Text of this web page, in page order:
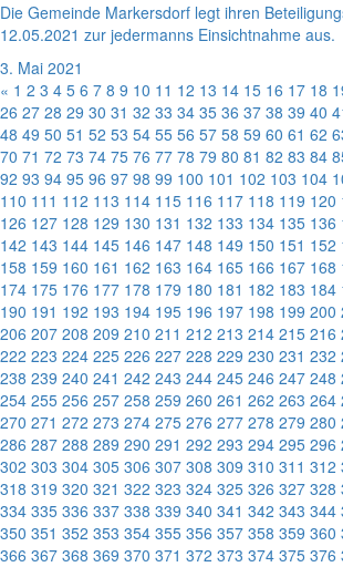
Die Gemeinde Markersdorf legt ihren
12.05.2021 zur jedermanns Einsichtnahme aus.
3. Mai 2021
« 1 2 3 4 5 6 7 8 9 10 11 12 13 14 15 16 17 18
26 27 28 29 30 31 32 33 34 35 36 37 38 39 40
48 49 50 51 52 53 54 55 56 57 58 59 60 61 62
70 71 72 73 74 75 76 77 78 79 80 81 82 83 84
92 93 94 95 96 97 98 99 100 101 102 103 104
110 111 112 113 114 115 116 117 118 119 120
126 127 128 129 130 131 132 133 134 135 136
142 143 144 145 146 147 148 149 150 151 152
158 159 160 161 162 163 164 165 166 167 168
174 175 176 177 178 179 180 181 182 183 184
190 191 192 193 194 195 196 197 198 199 200
206 207 208 209 210 211 212 213 214 215 216
222 223 224 225 226 227 228 229 230 231 232
238 239 240 241 242 243 244 245 246 247 248
254 255 256 257 258 259 260 261 262 263 264
270 271 272 273 274 275 276 277 278 279 280
286 287 288 289 290 291 292 293 294 295 296
302 303 304 305 306 307 308 309 310 311 312
318 319 320 321 322 323 324 325 326 327 328
334 335 336 337 338 339 340 341 342 343 344
350 351 352 353 354 355 356 357 358 359 360
366 367 368 369 370 371 372 373 374 375 376